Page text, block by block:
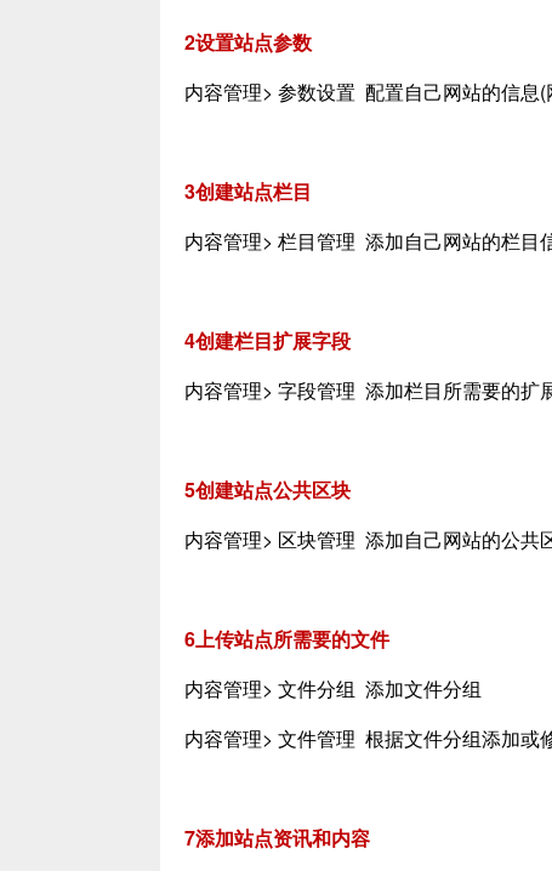
2设置站点参数
内容管理> 参数设置 配置自己网站的信息
3创建站点栏目
内容管理> 栏目管理 添加自己网站的栏目
4创建栏目扩展字段
内容管理> 字段管理 添加栏目所需要的扩
5创建站点公共区块
内容管理> 区块管理 添加自己网站的公共
6上传站点所需要的文件
内容管理> 文件分组 添加文件分组
内容管理> 文件管理 根据文件分组添加或
7添加站点资讯和内容